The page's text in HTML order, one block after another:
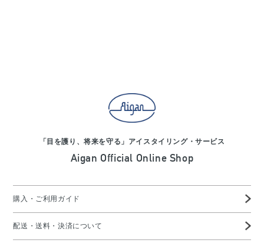
「目を護り、将来を守る」アイスタイリング・サービス
Aigan Official Online Shop
購入・ご利用ガイド
配送・送料・決済について